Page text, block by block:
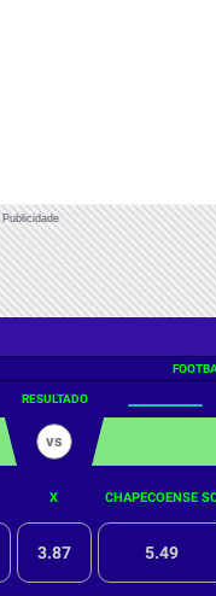
Publicidade